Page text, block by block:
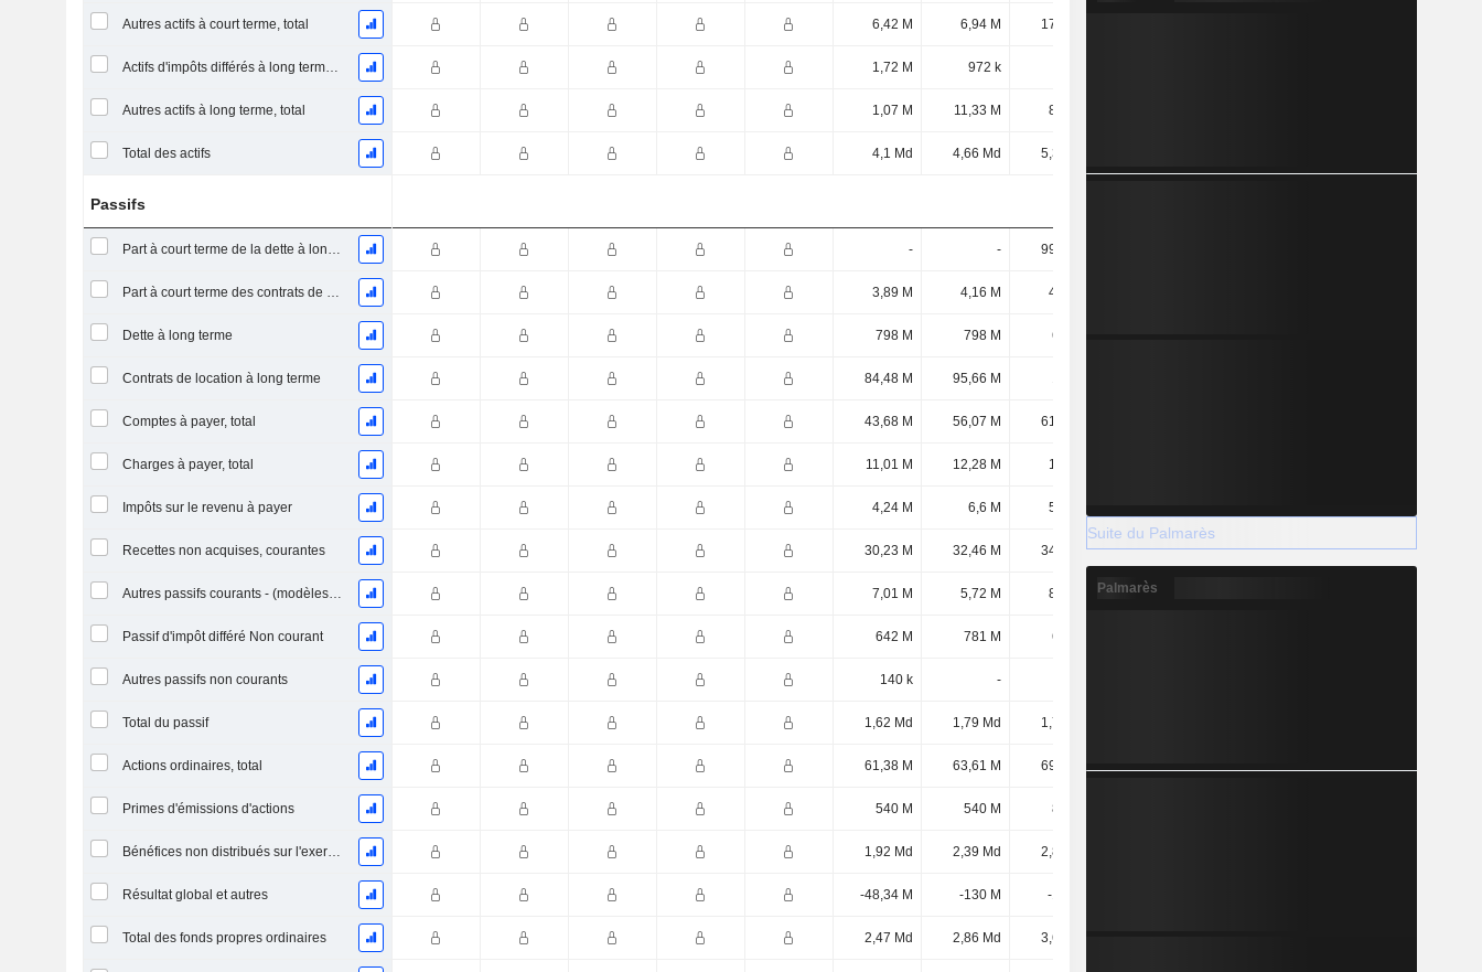
Autres actifs à court terme, total 6,42 M 6,94 M 17,09 M
Actifs d'impôts différés à long terme (encaissés) 1,72 M 972 k
Autres actifs à long terme, total 1,07 M 11,33 M 8,98 M
Total des actifs 4,1 Md 4,66 Md 5,35 Md
Passifs
Part à court terme de la dette à long terme - - 99,95 M
Part à court terme des contrats de location 3,89 M 4,16 M 4,43 M
Dette à long terme 798 M 798 M 698 M
Contrats de location à long terme 84,48 M 95,66 M
Comptes à payer, total 43,68 M 56,07 M 61,73 M
Charges à payer, total 11,01 M 12,28 M 12,9 M
Impôts sur le revenu à payer 4,24 M 6,6 M 5,54 M
Recettes non acquises, courantes 30,23 M 32,46 M 34,83 M 40,31 M 40,93 M
Autres passifs courants - (modèles Brok / FS / Ins. / REIT) 7,01 M 5,72 M 8,71 M 1,14 M
Passif d'impôt différé Non courant 642 M 781 M 699 M
Autres passifs non courants 140 k -
Total du passif 1,62 Md 1,79 Md 1,73 Md
Actions ordinaires, total 61,38 M 63,61 M 69,45 M
Primes d'émissions d'actions 540 M 540 M 832 M
Bénéfices non distribués sur l'exercice 1,92 Md 2,39 Md 2,82 Md
Résultat global et autres -48,34 M -130 M -103 M
Total des fonds propres ordinaires 2,47 Md 2,86 Md 3,61 Md
Suite du Palmarès
Palmarès